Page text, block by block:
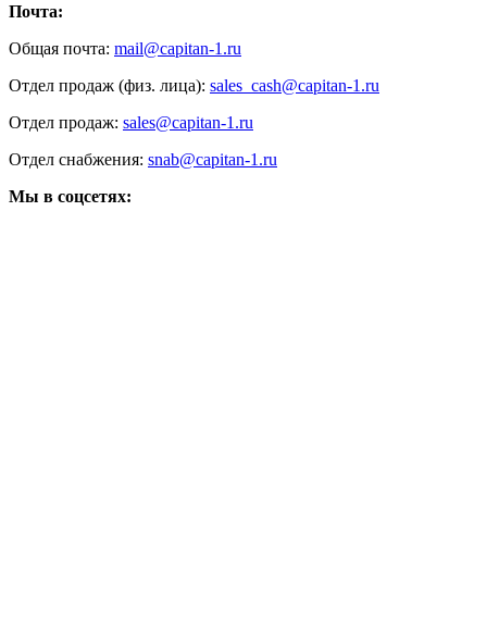
Почта:
Общая почта: mail@capitan-1.ru
Отдел продаж (физ. лица): sales_cash@capitan-1.ru
Отдел продаж: sales@capitan-1.ru
Отдел снабжения: snab@capitan-1.ru
Мы в соцсетях: